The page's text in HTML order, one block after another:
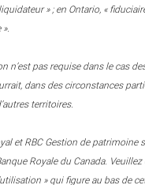
» ; en Ontario, «
n’est pas requise dans le cas
dans des circonstances
territoires.
et RBC Gestion de patrimoine
Royale du Canada.
» qui figure au bas de